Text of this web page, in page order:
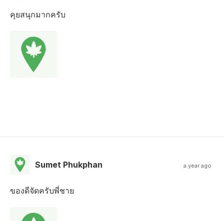
คุยสนุกมากครับ
Sumet Phukphan a year ago
ของดีจัดครับพี่ชาย